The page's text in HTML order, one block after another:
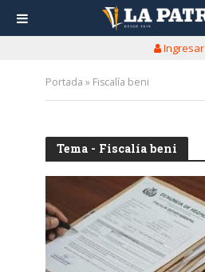
Ingresar
Portada » Fiscalía beni
Tema - Fiscalía beni